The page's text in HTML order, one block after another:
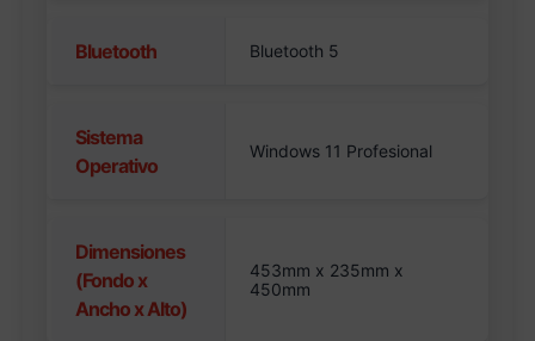
Bluetooth Bluetooth 5
Sistema
Operativo
Windows 11 Profesional
Dimensiones
(Fondo x
Ancho x Alto)
453mm x 235mm x
450mm